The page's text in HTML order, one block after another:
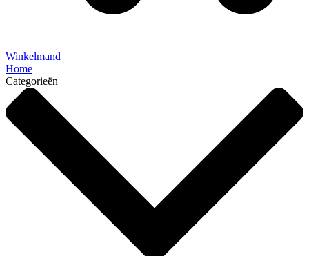
Winkelmand
Home
Categorieën